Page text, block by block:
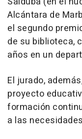
Alcántara de
el segundo
de su biblioteca,
años en un
El jurado,
proyecto
formación
a las